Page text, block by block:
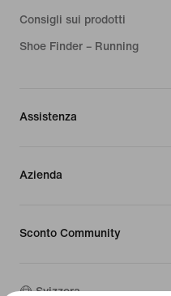
Consigli sui prodotti
Shoe Finder – Running
Assistenza
Azienda
Sconto Community
Svizzera